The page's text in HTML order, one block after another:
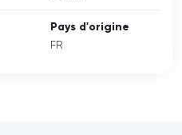
Pays d'origine
FR